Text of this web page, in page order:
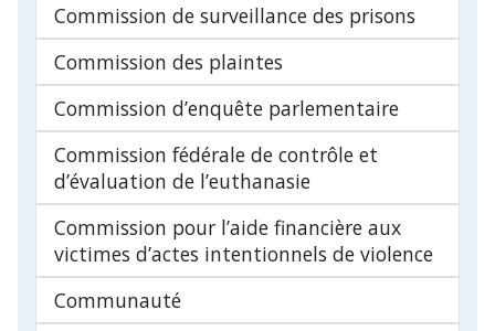
Commission de surveillance des prisons
Commission des plaintes
Commission d’enquête parlementaire
Commission fédérale de contrôle et
d’évaluation de l’euthanasie
Commission pour l’aide financière aux
victimes d’actes intentionnels de violence
Communauté